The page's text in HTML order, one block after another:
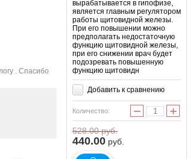
. Спасибо
вырабатывается в гипофизе,
является главным регулятором
работы щитовидной железы.
При его повышении можно
предполагать недостаточную
функцию щитовидной железы,
при его снижении врач будет
подозревать повышенную
функцию щитовидн
Добавить к сравнению
Количество: − +
528.00руб.
440.00 руб.